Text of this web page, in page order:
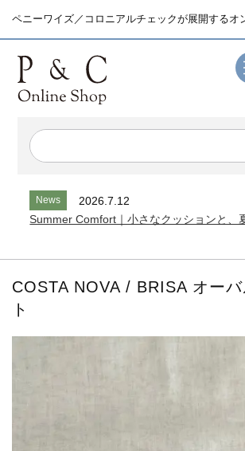
ペニーワイズ／コロニアルチェックが展開するオ
検索キーワード
News
2026.7.12
Summer Comfort｜小さなクッションと、
COSTA NOVA / BRISA オー
ト